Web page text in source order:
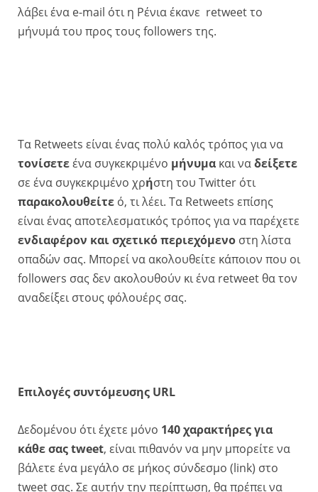
λάβει ένα e-mail ότι η Ρένια έκανε retweet το
μήνυμά του προς τους followers της.
Τα Retweets είναι ένας πολύ καλός τρόπος για να
τονίσετεένα συγκεκριμένο μήνυμα και ναδείξετε
σε ένα συγκεκριμένο χρήστη του Twitter ότι
παρακολουθείτε ό, τι λέει. Τα Retweets επίσης
είναι ένας αποτελεσματικός τρόπος για να παρέχετε
ενδιαφέρον και σχετικό περιεχόμενο στη λίστα
οπαδών σας. Μπορεί να ακολουθείτε κάποιον που οι
followers σας δεν ακολουθούν κι ένα retweet θα τον
αναδείξει στους φόλουέρς σας.
Επιλογές συντόμευσης URL
Δεδομένου ότι έχετε μόνο 140 χαρακτήρες για
κάθε σας tweet, είναι πιθανόν να μην μπορείτε να
βάλετε ένα μεγάλο σε μήκος σύνδεσμο (link) στο
tweet σας. Σε αυτήν την περίπτωση, θα πρέπει να